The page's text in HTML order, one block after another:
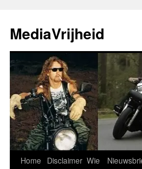
de
inhoud
MediaVrijheid
Home Disclaimer Wie